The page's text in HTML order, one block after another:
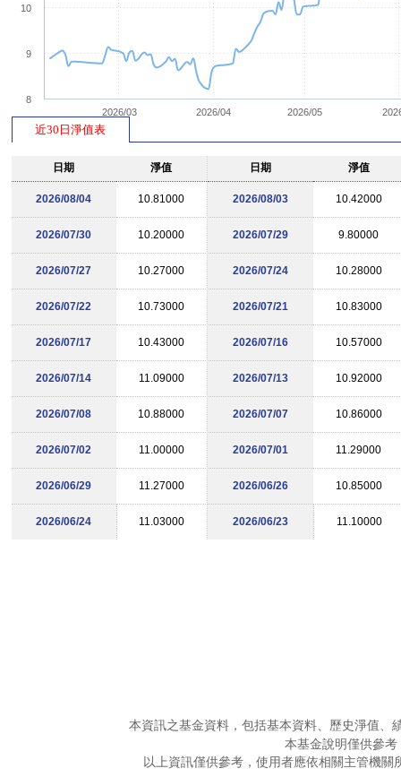
2026/03 2026/04 2026/05
8
9
10
近30日淨值表
日期 淨值 日期 淨值
2026/08/04 10.81000 2026/08/03 10.42000
2026/07/30 10.20000 2026/07/29 9.80000
2026/07/27 10.27000 2026/07/24 10.28000
2026/07/22 10.73000 2026/07/21 10.83000
2026/07/17 10.43000 2026/07/16 10.57000
2026/07/14 11.09000 2026/07/13 10.92000
2026/07/08 10.88000 2026/07/07 10.86000
2026/07/02 11.00000 2026/07/01 11.29000
2026/06/29 11.27000 2026/06/26 10.85000
2026/06/24 11.03000 2026/06/23 11.10000
本資訊之基金資料，包括基本資料、歷史淨值、
本基金說明僅供參
以上資訊僅供參考，使用者應依相關主管機